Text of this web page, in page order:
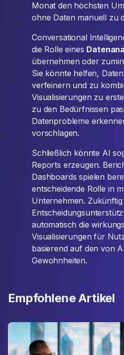
Monat den höchsten
ohne Daten manuell zu
Conversational
die Rolle eines
übernehmen oder
Sie könnte helfen,
verfeinern und zu
Visualisierungen zu
zu den Bedürfnissen
Datenprobleme
vorschlagen.
Schließlich könnte AI
Reports erzeugen.
Dashboards spielen
entscheidende Rolle in
Unternehmen. Zukünftig
automatisch die
Visualisierungen für
basierend auf den von
Gewohnheiten.
Empfohlene Artikel